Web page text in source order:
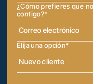
¿Cómo prefieres que
contigo?*
Elija una opción*